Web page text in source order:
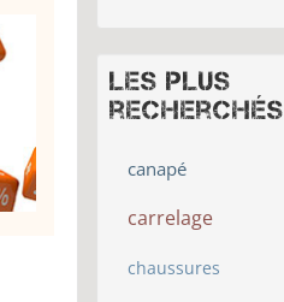
Les plus
recherchés
canapé
carrelage
chaussures